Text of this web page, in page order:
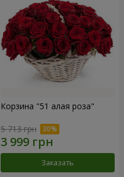
Корзина "51 алая роза"
5 713 грн
Заказать